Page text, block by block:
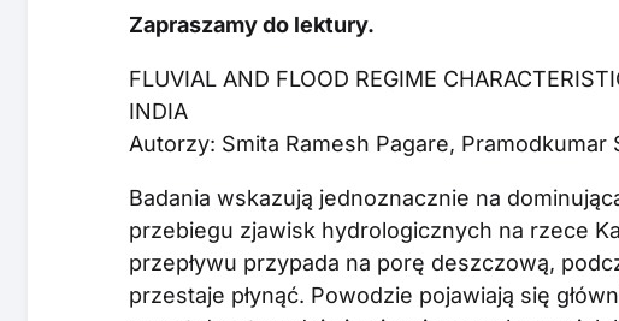
Zapraszamy do lektury.
FLUVIAL AND FLOOD REGIME
INDIA
Autorzy: Smita Ramesh Pagare, Pramodkumar
Badania wskazują jednoznacznie na
przebiegu zjawisk hydrologicznych na rzece
przepływu przypada na porę deszczową,
przestaje płynąć. Powodzie pojawiają się